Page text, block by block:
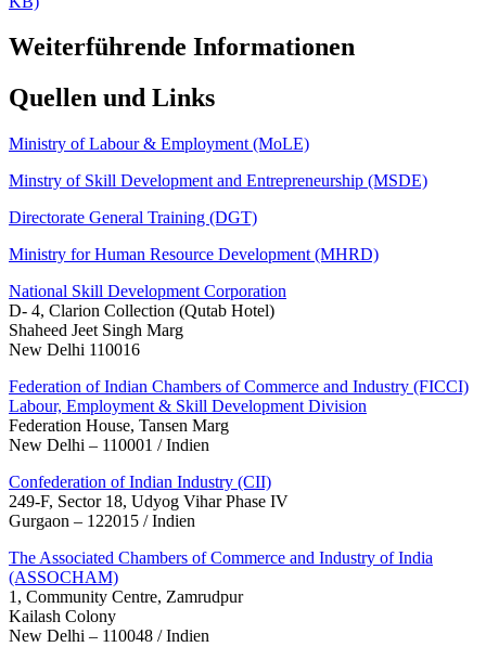
Weiterführende Informationen
Quellen und Links
Ministry of Labour & Employment (MoLE)
Minstry of Skill Development and Entrepreneurship (MSDE)
Directorate General Training (DGT)
Ministry for Human Resource Development (MHRD)
National Skill Development Corporation
D- 4, Clarion Collection (Qutab Hotel)
Shaheed Jeet Singh Marg
New Delhi 110016
Federation of Indian Chambers of Commerce and Industry (FICCI)
Labour, Employment & Skill Development Division
Federation House, Tansen Marg
New Delhi – 110001 / Indien
Confederation of Indian Industry (CII)
249-F, Sector 18, Udyog Vihar Phase IV
Gurgaon – 122015 / Indien
The Associated Chambers of Commerce and Industry of India
(ASSOCHAM)
1, Community Centre, Zamrudpur
Kailash Colony
New Delhi – 110048 / Indien